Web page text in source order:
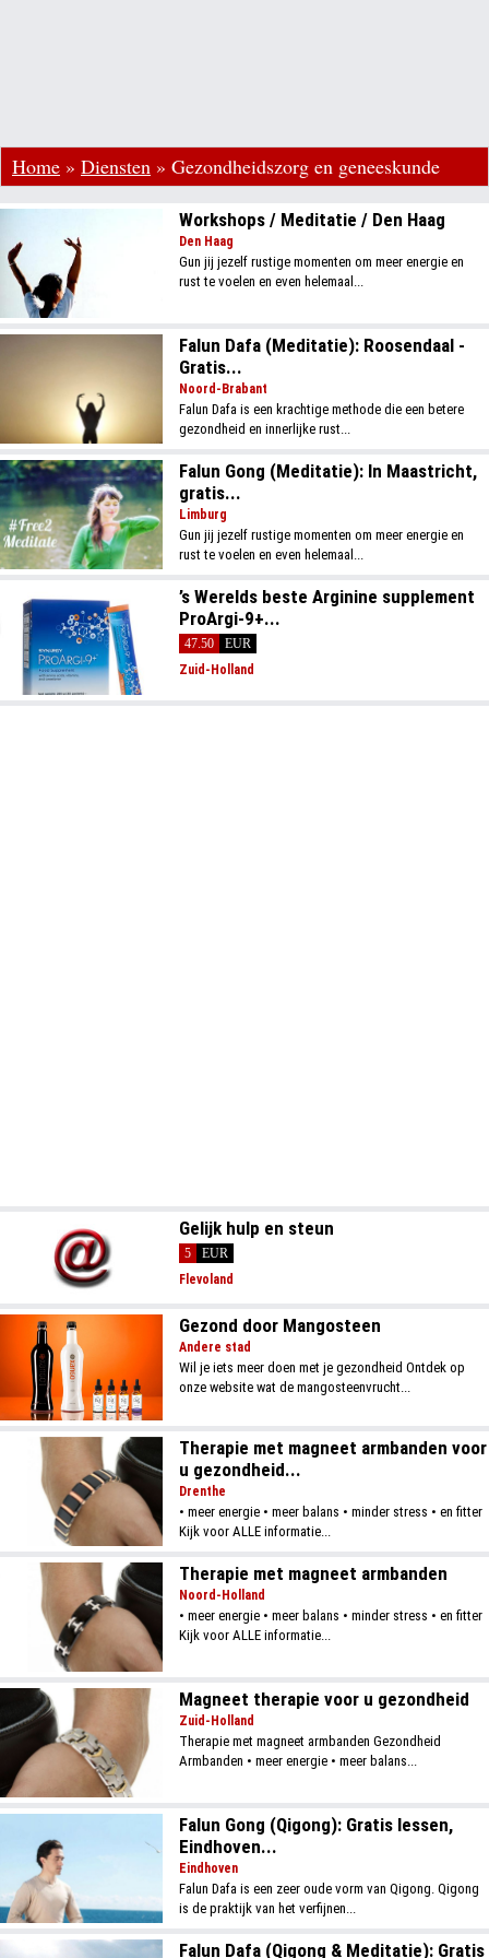
Home » Diensten » Gezondheidszorg en geneeskunde
Workshops / Meditatie / Den Haag
Den Haag
Gun jij jezelf rustige momenten om meer energie en
rust te voelen en even helemaal...
Falun Dafa (Meditatie): Roosendaal -
Gratis...
Noord-Brabant
Falun Dafa is een krachtige methode die een betere
gezondheid en innerlijke rust...
Falun Gong (Meditatie): In Maastricht,
gratis...
Limburg
Gun jij jezelf rustige momenten om meer energie en
rust te voelen en even helemaal...
’s Werelds beste Arginine supplement
ProArgi-9+...
47.50
EUR
Zuid-Holland
Gelijk hulp en steun
5
EUR
Flevoland
Gezond door Mangosteen
Andere stad
Wil je iets meer doen met je gezondheid Ontdek op
onze website wat de mangosteenvrucht...
Therapie met magneet armbanden voor
u gezondheid...
Drenthe
• meer energie • meer balans • minder stress • en fitter
Kijk voor ALLE informatie...
Therapie met magneet armbanden
Noord-Holland
• meer energie • meer balans • minder stress • en fitter
Kijk voor ALLE informatie...
Magneet therapie voor u gezondheid
Zuid-Holland
Therapie met magneet armbanden Gezondheid
Armbanden • meer energie • meer balans...
Falun Gong (Qigong): Gratis lessen,
Eindhoven...
Eindhoven
Falun Dafa is een zeer oude vorm van Qigong. Qigong
is de praktijk van het verfijnen...
Falun Dafa (Qigong & Meditatie): Gratis